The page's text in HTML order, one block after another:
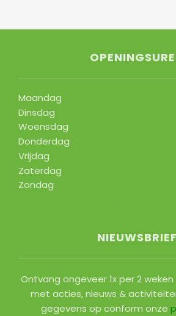
Maandag
Dinsdag
Woensdag
Donderdag
Vrijdag
Zaterdag
Zondag
NIEUWSBRIEF
Ontvang ongeveer 1x per 2
met acties, nieuws &
gegevens op conform onze